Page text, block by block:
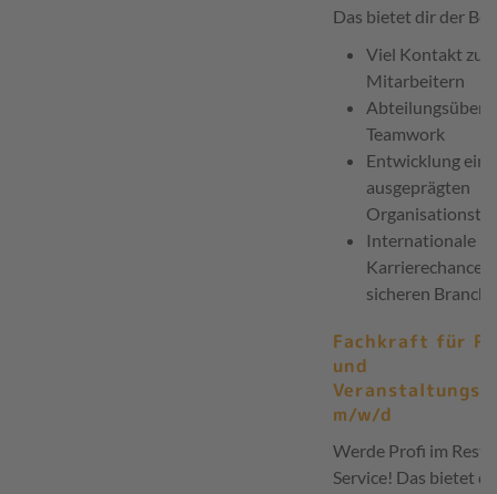
Das bietet dir der
Viel Kontakt zu
Mitarbeitern
Teamwork
Entwicklung
ausgeprägten
Internationale
sicheren Branche
Fachkraft für
und
m/w/d
Werde Profi im
Service! Das bietet